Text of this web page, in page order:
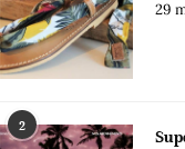
29
2